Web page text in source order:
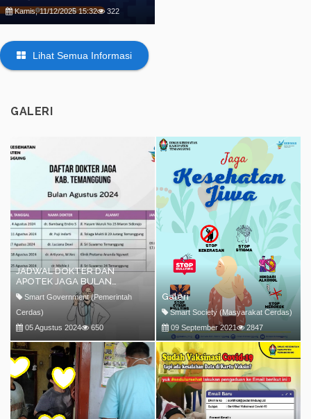
Kamis, 11/12/2025 15:32
322
Lihat Semua Informasi
GALERI
JADWAL DOKTER DAN
APOTEK JAGA BULAN
AGUSTUS 2024
Smart Government (Pemerintah
Cerdas)
05 Agustus 2024
650
Galeri
Smart Society (Masyarakat Cerdas)
09 September 2021
2847